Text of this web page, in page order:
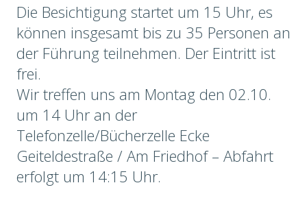
Die Besichtigung startet um 15 Uhr, es
können insgesamt bis zu 35 Personen an
der Führung teilnehmen. Der Eintritt ist
frei.
Wir treffen uns am Montag den 02.10.
um 14 Uhr an der
Telefonzelle/Bücherzelle Ecke
Geiteldestraße / Am Friedhof – Abfahrt
erfolgt um 14:15 Uhr.